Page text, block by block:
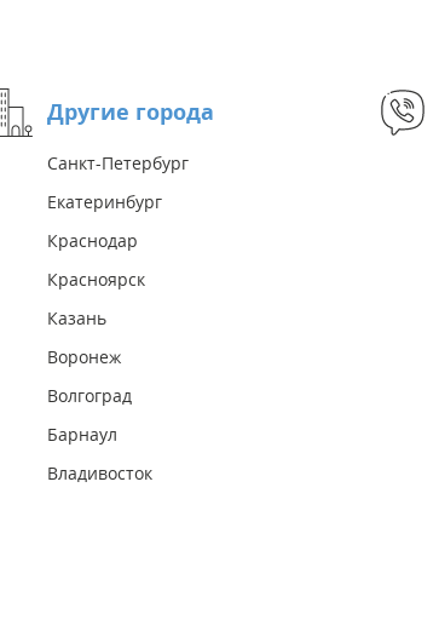
Другие города
Санкт-Петербург
Екатеринбург
Краснодар
Красноярск
Казань
Воронеж
Волгоград
Барнаул
Владивосток